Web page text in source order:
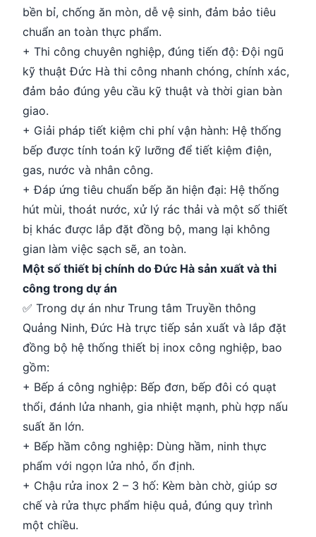
bền bỉ, chống ăn mòn, dễ vệ sinh, đảm bảo tiêu
chuẩn an toàn thực phẩm.
+ Thi công chuyên nghiệp, đúng tiến độ: Đội ngũ
kỹ thuật Đức Hà thi công nhanh chóng, chính xác,
đảm bảo đúng yêu cầu kỹ thuật và thời gian bàn
giao.
+ Giải pháp tiết kiệm chi phí vận hành: Hệ thống
bếp được tính toán kỹ lưỡng để tiết kiệm điện,
gas, nước và nhân công.
+ Đáp ứng tiêu chuẩn bếp ăn hiện đại: Hệ thống
hút mùi, thoát nước, xử lý rác thải và một số thiết
bị khác được lắp đặt đồng bộ, mang lại không
gian làm việc sạch sẽ, an toàn.
Một số thiết bị chính do Đức Hà sản xuất và thi
công trong dự án
✅ Trong dự án như Trung tâm Truyền thông
Quảng Ninh, Đức Hà trực tiếp sản xuất và lắp đặt
đồng bộ hệ thống thiết bị inox công nghiệp, bao
gồm:
+ Bếp á công nghiệp: Bếp đơn, bếp đôi có quạt
thổi, đánh lửa nhanh, gia nhiệt mạnh, phù hợp nấu
suất ăn lớn.
+ Bếp hầm công nghiệp: Dùng hầm, ninh thực
phẩm với ngọn lửa nhỏ, ổn định.
+ Chậu rửa inox 2 – 3 hố: Kèm bàn chờ, giúp sơ
chế và rửa thực phẩm hiệu quả, đúng quy trình
một chiều.